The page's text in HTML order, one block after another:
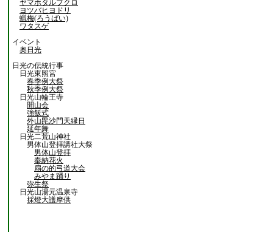
ヤマホタルブクロ
ヨツバヒヨドリ
蝋梅(ろうばい)
ワタスゲ
イベント
奥日光
日光の伝統行事
日光東照宮
春季例大祭
秋季例大祭
日光山輪王寺
開山会
強飯式
外山毘沙門天縁日
延年舞
日光二荒山神社
男体山登拝講社大祭
男体山登拝
奉納花火
扇の的弓道大会
みやま踊り
弥生祭
日光山湯元温泉寺
採燈大護摩供